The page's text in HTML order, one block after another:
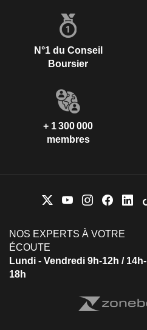
N°1 du Conseil
Boursier
+ 1 300 000
membres
NOS EXPERTS À VOTRE
ÉCOUTE
Lundi - Vendredi 9h-12h / 14h-
18h